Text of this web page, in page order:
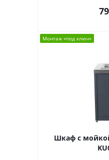
Монтаж «под ключ»
Шкаф с мойкой